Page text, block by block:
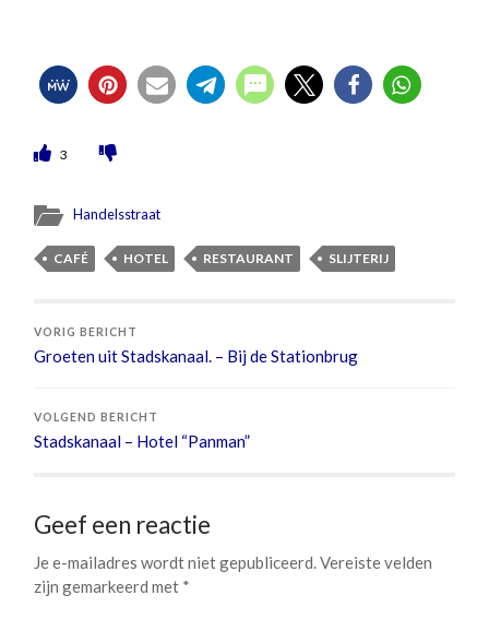
3
Handelsstraat
CAFÉ HOTEL RESTAURANT SLIJTERIJ
VORIG BERICHT
Groeten uit Stadskanaal. – Bij de Stationbrug
VOLGEND BERICHT
Stadskanaal – Hotel “Panman”
Geef een reactie
Je e-mailadres wordt niet gepubliceerd.Vereiste velden
zijn gemarkeerd met *